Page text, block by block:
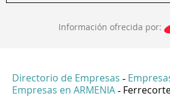
Información ofrecida por:
Directorio de Empresas -
Empresas en ARMENIA -